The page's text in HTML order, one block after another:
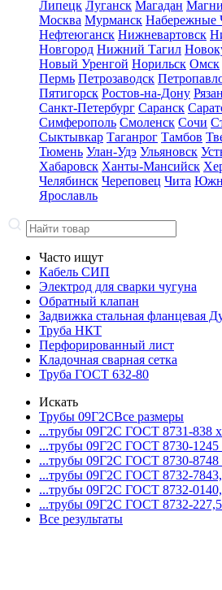
Липецк Луганск Магадан
Москва Мурманск Набережные
Нефтеюганск Нижневартовск
Новгород Нижний Тагил
Новый Уренгой Норильск Омск
Пермь Петрозаводск
Пятигорск Ростов-на-Дону
Санкт-Петербург Саранск
Симферополь Смоленск Сочи
Сыктывкар Таганрог Тамбов
Тюмень Улан-Удэ Ульяновск
Хабаровск Ханты-Мансийск
Челябинск Череповец Чита
Ярославль
Часто ищут
Кабель СИП
Электрод для сварки чугуна
Обратный клапан
Задвижка стальная фланцевая
Труба НКТ
Перфорированный лист
Кладочная сварная сетка
Труба ГОСТ 632-80
Искать
Трубы 09Г2СВсе размеры
...трубы 09Г2С ГОСТ 8731-838
...трубы 09Г2С ГОСТ 8730-1245
...трубы 09Г2С ГОСТ 8730-8748
...трубы 09Г2С ГОСТ 8732-78
...трубы 09Г2С ГОСТ 8732-01
...трубы 09Г2С ГОСТ 8732-22
Все результаты